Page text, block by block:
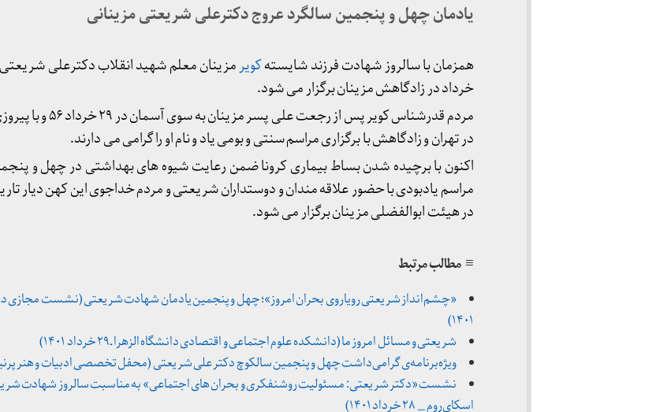
یادمان چهل و پنجمین سالگرد عروج دکترعلی شریعتی مزینانی
همزمان با سالروز شهادت فرزند شایستهکویر
خرداد در زادگاهش مزینان برگزار می شود.
مردم قدرشناس کویر پس از
در تهران و زادگاهش با برگزاری مراسم سنتی و بومی یاد و نام او را گرامی می دارند.
اکنون با برچیده شدن بساط بیماری کرونا ضمن رعایت شیوه های بهداشتی در چهل و
در هیئت ابوالفضلی مزینان برگزار می شود.
≡ مطالب مرتبط
۱۴۰۱)
شریعتی و مسائل امروز ما (دانشکده علوم اجتماعی و اقتصادی دانشگاه الزهرا ـ ۲۹ خرداد ۱۴۰۱)
ویژه‌برنامه‌ی گرامی‌داشت چهل و پنجمین سالکوچ دکتر علی شریعتی (محفل تخصصی ادبیات و هنر پرنیان _ ۳۱
نشست «دکتر شریعتی: مسئولیت روشنفکری و بحران های اجتماعی» به مناسبت سالروز شهادت
اسکای‌روم _ ۲۸ خرداد ۱۴۰۱)